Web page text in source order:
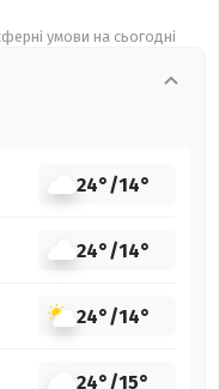
умови на сьогодні
24°/14°
24°/14°
24°/14°
24°/15°